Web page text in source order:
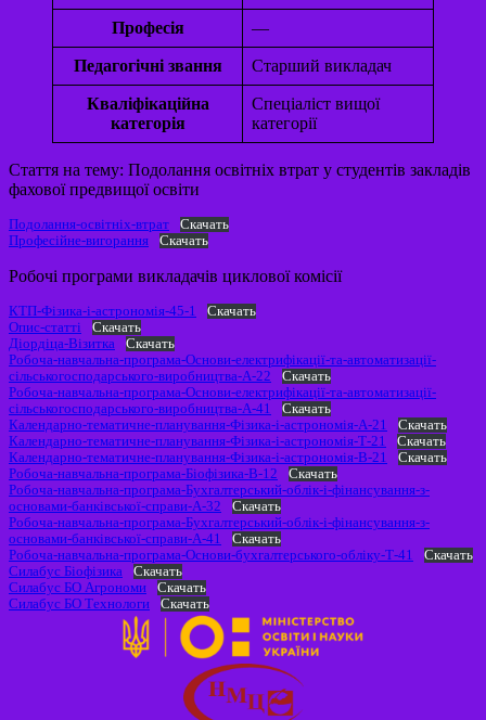
Професія —
Педагогічні звання Старший викладач
Кваліфікаційна
категорія
Спеціаліст вищої
категорії
Стаття на тему: Подолання освітніх втрат у студентів закладів
фахової предвищої освіти
Подолання-освітніх-втрат
Скачать
Професійне-вигорання
Скачать
Робочі програми викладачів циклової комісії
КТП-Фізика-і-астрономія-45-1
Скачать
Опис-статті
Скачать
Діордіца-Візитка
Скачать
Робоча-навчальна-програма-Основи-електрифікації-та-автоматизації-
сільськогосподарського-виробництва-А-22
Скачать
Робоча-навчальна-програма-Основи-електрифікації-та-автоматизації-
сільськогосподарського-виробництва-А-41
Скачать
Календарно-тематичне-планування-Фізика-і-астрономія-А-21
Скачать
Календарно-тематичне-планування-Фізика-і-астрономія-Т-21
Скачать
Календарно-тематичне-планування-Фізика-і-астрономія-В-21
Скачать
Робоча-навчальна-програма-Біофізика-В-12
Скачать
Робоча-навчальна-програма-Бухгалтерський-облік-і-фінансування-з-
основами-банківської-справи-А-32
Скачать
Робоча-навчальна-програма-Бухгалтерський-облік-і-фінансування-з-
основами-банківської-справи-А-41
Скачать
Робоча-навчальна-програма-Основи-бухгалтерського-обліку-Т-41
Скачать
Силабус Біофізика
Скачать
Силабус БО Агрономи
Скачать
Силабус БО Технологи
Скачать